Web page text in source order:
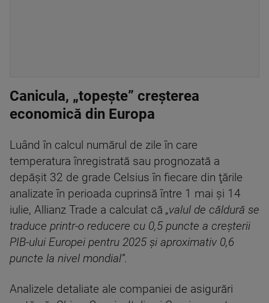
Canicula, „topește” creșterea
economică din Europa
Luând în calcul numărul de zile în care
temperatura înregistrată sau prognozată a
depăşit 32 de grade Celsius în fiecare din ţările
analizate în perioada cuprinsă între 1 mai şi 14
iulie, Allianz Trade a calculat că „valul de căldură se
traduce printr-o reducere cu 0,5 puncte a creşterii
PIB-ului Europei pentru 2025 şi aproximativ 0,6
puncte la nivel mondial”.
Analizele detaliate ale companiei de asigurări